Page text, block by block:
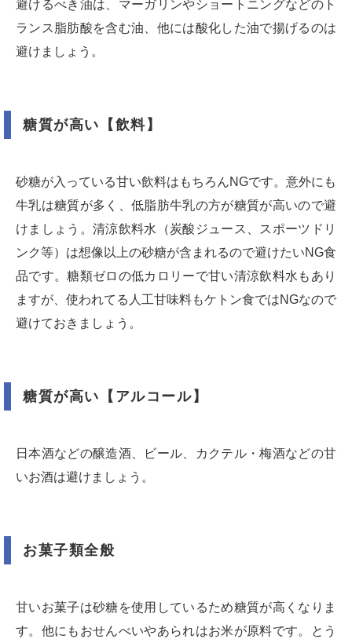
避けるべき油は、マーガリンやショートニングなどのト
ランス脂肪酸を含む油、他には酸化した油で揚げるのは
避けましょう。
糖質が高い【飲料】
砂糖が入っている甘い飲料はもちろんNGです。意外にも
牛乳は糖質が多く、低脂肪牛乳の方が糖質が高いので避
けましょう。清涼飲料水（炭酸ジュース、スポーツドリ
ンク等）は想像以上の砂糖が含まれるので避けたいNG食
品です。糖類ゼロの低カロリーで甘い清涼飲料水もあり
ますが、使われてる人工甘味料もケトン食ではNGなので
避けておきましょう。
糖質が高い【アルコール】
日本酒などの醸造酒、ビール、カクテル・梅酒などの甘
いお酒は避けましょう。
お菓子類全般
甘いお菓子は砂糖を使用しているため糖質が高くなりま
す。他にもおせんべいやあられはお米が原料です。とう